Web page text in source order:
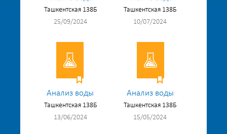
Ташкентская 138Б
25/09/2024
Ташкентская 138Б
10/07/2024
Анализ воды
Ташкентская 138Б
13/06/2024
Анализ воды
Ташкентская 138Б
15/05/2024